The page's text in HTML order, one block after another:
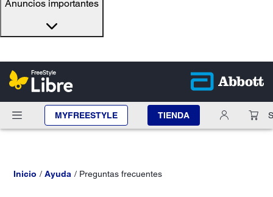
Anuncios importantes
MYFREESTYLE TIENDA
Inicio Ayuda Preguntas frecuentes